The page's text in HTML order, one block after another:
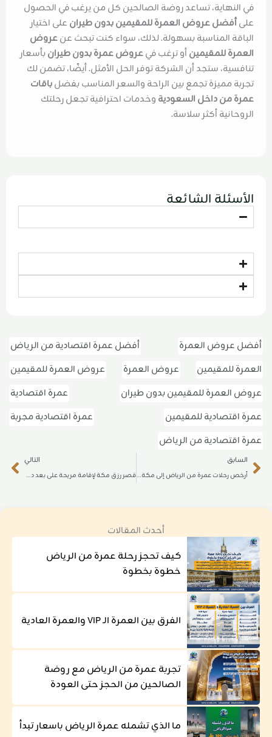
أحدث المقالات
كيف تحجز رحلة عمرة من الرياض
خطوة بخطوة
الفرق بين العمرة الـ VIP والعمرة العادية
تجربة عمرة من الرياض مع روضة
الصالحين من الحجز حتى العودة
ما الذي تشمله عمرة الرياض باسعار تبدأ
في النهاية، تساعد روضة الصالحين كل من يرغب في الحصول
علىأفضل عروض العمرة للمقيمين بدون طيران على اختيار
الباقة المناسبة بسهولة. لذلك، سواء كنت تبحث عنعروض
العمرة للمقيمينأو ترغب فيعروض عمرة بدون طيران بأسعار
تنافسية، ستجد أن الشركة توفر الحل الأمثل. أيضًا، تضمن لك
تجربة مميزة تجمع بين الراحة والسعر المناسب بفضلباقات
عمرة من داخل السعودية وخدمات احترافية تجعل رحلتك
الروحانية أكثر سلاسة.
الأسئلة الشائعة
أفضل عروض العمرة
أفضل عمرة اقتصادية من الرياض
العمرة للمقيمين
عروض العمرة
عروض العمرة للمقيمين
عروض العمرة للمقيمين بدون طيران
عمرة اقتصادية
عمرة اقتصادية للمقيمين
عمرة اقتصادية مجربة
عمرة اقتصادية من الرياض
Prev
السابق
أرخص رحلات عمرة من الرياض إلى مكة للمقيمين داخل المملكة
التالي
قصر رزق مكة لإقامة مريحة على بعد دقائق من الحرم المكي